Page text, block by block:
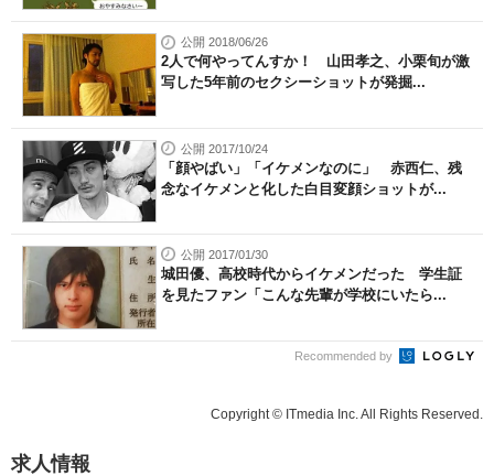
公開 2018/06/26
2人で何やってんすか！ 山田孝之、小栗旬が激
写した5年前のセクシーショットが発掘...
公開 2017/10/24
「顔やばい」「イケメンなのに」 赤西仁、残
念なイケメンと化した白目変顔ショットが...
公開 2017/01/30
城田優、高校時代からイケメンだった 学生証
を見たファン「こんな先輩が学校にいたら...
Recommended by
Copyright © ITmedia Inc. All Rights Reserved.
求人情報